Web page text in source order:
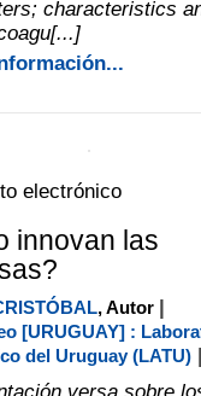
presents the subject
sequentially from
principles to practical
in turn, properties of
present in waters and
electrónico